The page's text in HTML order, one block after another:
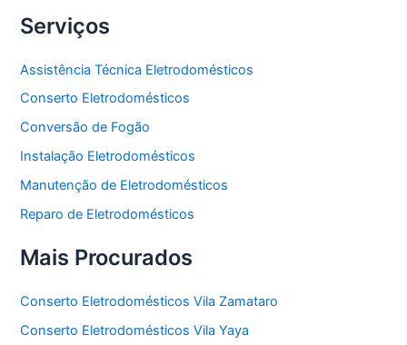
Serviços
Assistência Técnica Eletrodomésticos
Conserto Eletrodomésticos
Conversão de Fogão
Instalação Eletrodomésticos
Manutenção de Eletrodomésticos
Reparo de Eletrodomésticos
Mais Procurados
Conserto Eletrodomésticos Vila Zamataro
Conserto Eletrodomésticos Vila Yaya